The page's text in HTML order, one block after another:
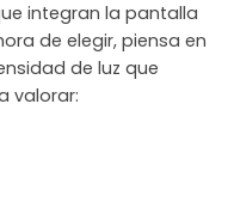
integran la pantalla
de elegir, piensa en
de luz que
valorar: